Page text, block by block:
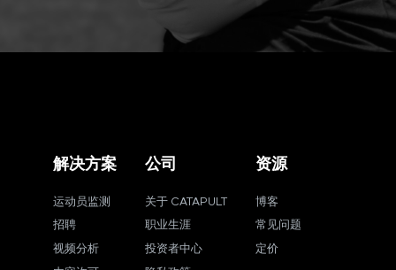
解决方案
运动员监测
招聘
视频分析
公司
关于 CATAPULT
职业生涯
投资者中心
资源
博客
常见问题
定价